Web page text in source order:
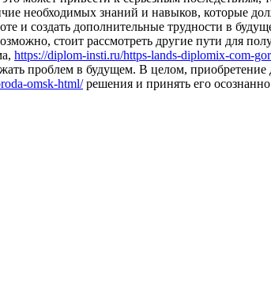
необходимых знаний и навыков, которые
и создать дополнительные трудности в
стоит рассмотреть другие пути для
https://diplom-insti.ru/https-lands-diplomix-com-
проблем в будущем. В целом,
omsk-html/решения и принять его